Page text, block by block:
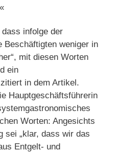
infolge der
Beschäftigten weniger in
mit diesen Worten
ein
in dem Artikel.
Hauptgeschäftsführerin
Worten: Angesichts
sei „klar, dass wir das
Entgelt- und